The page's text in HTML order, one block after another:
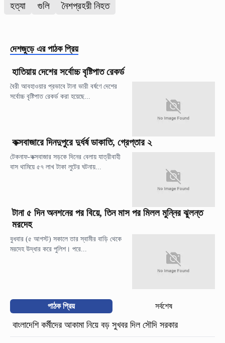
হত্যা গুলি নৈশপ্রহরী নিহত
দেশজুড়ে এর পাঠক প্রিয়
হাতিয়ায় দেশের সর্বোচ্চ বৃষ্টিপাত রেকর্ড
বৈরী আবহাওয়ার প্রভাবে টানা ভারী বর্ষণে দেশের
সর্বোচ্চ বৃষ্টিপাত রেকর্ড করা হয়েছে...
কক্সবাজারে দিনদুপুরে দুর্ধর্ষ ডাকাতি, গ্রেপ্তার ২
টেকনাফ-কক্সবাজার সড়কে দিনের বেলায় যাত্রীবাহী
বাস থামিয়ে ৫৭ লাখ টাকা লুটের ঘটনায়...
টানা ৫ দিন অনশনের পর বিয়ে, তিন মাস পর মিলল মুন্নির ঝুলন্ত
মরদেহ
বুধবার (৫ আগস্ট) সকালে তার স্বামীর বাড়ি থেকে
মরদেহ উদ্ধার করে পুলিশ। পরে...
পাঠক প্রিয় সর্বশেষ
বাংলাদেশি কর্মীদের আকামা নিয়ে বড় সুখবর দিল সৌদি সরকার